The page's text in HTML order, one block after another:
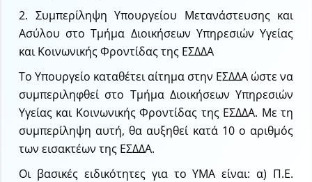
2. Συμπερίληψη Υπουργείου Μετανάστευσης και
Ασύλου στο Τμήμα Διοικήσεων Υπηρεσιών Υγείας
και Κοινωνικής Φροντίδας της ΕΣΔΔΑ
Το Υπουργείο καταθέτει αίτημα στην ΕΣΔΔΑ ώστε να
συμπεριληφθεί στο Τμήμα Διοικήσεων Υπηρεσιών
Υγείας και Κοινωνικής Φροντίδας της ΕΣΔΔΑ. Με τη
συμπερίληψη αυτή, θα αυξηθεί κατά 10 ο αριθμός
των εισακτέων της ΕΣΔΔΑ.
Οι βασικές ειδικότητες για το ΥΜΑ είναι: α) Π.Ε.